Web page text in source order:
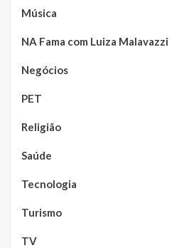
Música
NA Fama com Luiza Malavazzi
Negócios
PET
Religião
Saúde
Tecnologia
Turismo
TV